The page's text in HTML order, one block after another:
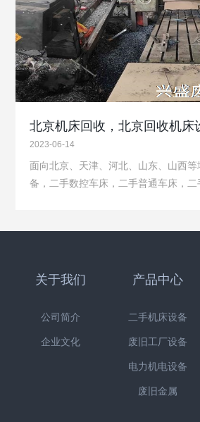
北京机床回收，北京回收机床
2023-06-14
面向北京、天津、河北、山东、山西
备，二手数控车床，二手普通车床，
关于我们
公司简介
企业文化
产品中心
二手机床设备
废旧工厂设备
电力机电设备
废旧金属